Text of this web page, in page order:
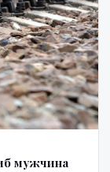
мужчина